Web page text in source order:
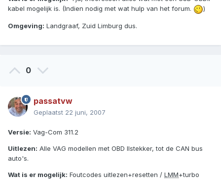
kabel mogelijk is. (Indien nodig met wat hulp van het forum.
)
Omgeving: Landgraaf, Zuid Limburg dus.
0
passatvw
Geplaatst 22 juni, 2007
Versie: Vag-Com 311.2
Uitlezen: Alle VAG modellen met OBD IIstekker, tot de CAN bus
auto's.
Wat is er mogelijk: Foutcodes uitlezen+resetten / LMM+turbo